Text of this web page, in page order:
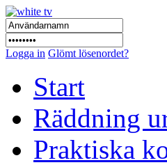
Logga in Glömt lösenordet?
Start
Räddning
Praktiska